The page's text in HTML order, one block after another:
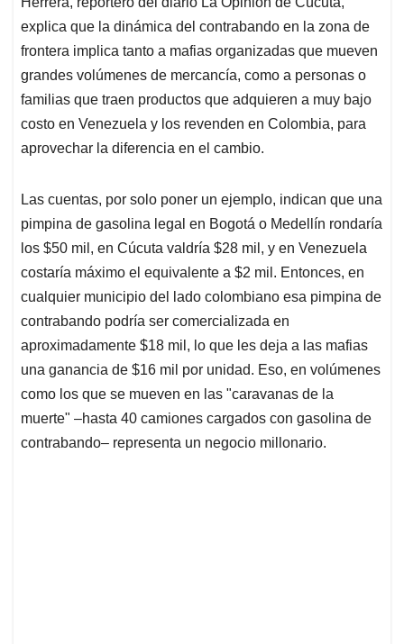
s
A
p
p
b
o
o
k
e
d
I
n
l
a
d
s
explica que la dinámica del contrabando en la zona de
frontera implica tanto a mafias organizadas que mueven
grandes volúmenes de mercancía, como a personas o
familias que traen productos que adquieren a muy bajo
costo en Venezuela y los revenden en Colombia, para
aprovechar la diferencia en el cambio.
Las cuentas, por solo poner un ejemplo, indican que una
pimpina de gasolina legal en Bogotá o Medellín rondaría
los $50 mil, en Cúcuta valdría $28 mil, y en Venezuela
costaría máximo el equivalente a $2 mil. Entonces, en
cualquier municipio del lado colombiano esa pimpina de
contrabando podría ser comercializada en
aproximadamente $18 mil, lo que les deja a las mafias
una ganancia de $16 mil por unidad. Eso, en volúmenes
como los que se mueven en las "caravanas de la
muerte" –hasta 40 camiones cargados con gasolina de
contrabando– representa un negocio millonario.